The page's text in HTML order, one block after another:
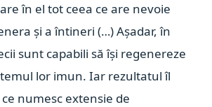
în el tot ceea ce are nevoie
și a întineri (…) Așadar, în
sunt capabili să își regenereze
lor imun. Iar rezultatul îl
numesc extensie de